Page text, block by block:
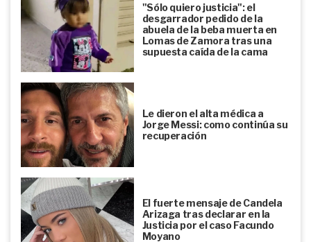
"Sólo quiero justicia": el
desgarrador pedido de la
abuela de la beba muerta en
Lomas de Zamora tras una
supuesta caída de la cama
Le dieron el alta médica a
Jorge Messi: como continúa su
recuperación
El fuerte mensaje de Candela
Arizaga tras declarar en la
Justicia por el caso Facundo
Moyano